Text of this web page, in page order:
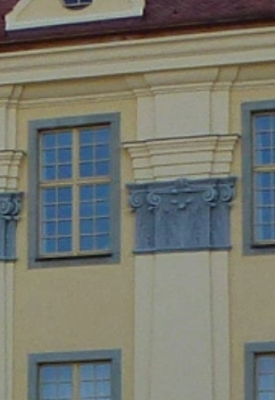
обработката на
строгите
на
в YouTube,
това, като
интерес